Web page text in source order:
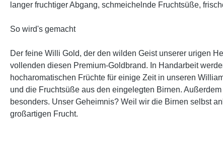
langer fruchtiger Abgang, schmeichelnde Fruchtsüße,
So wird's gemacht
Der feine Willi Gold, der den wilden Geist unserer urigen
vollenden diesen Premium-Goldbrand. In Handarbeit
hocharomatischen Früchte für einige Zeit in unseren
und die Fruchtsüße aus den eingelegten Birnen.
besonders. Unser Geheimnis? Weil wir die Birnen selbst
großartigen Frucht.